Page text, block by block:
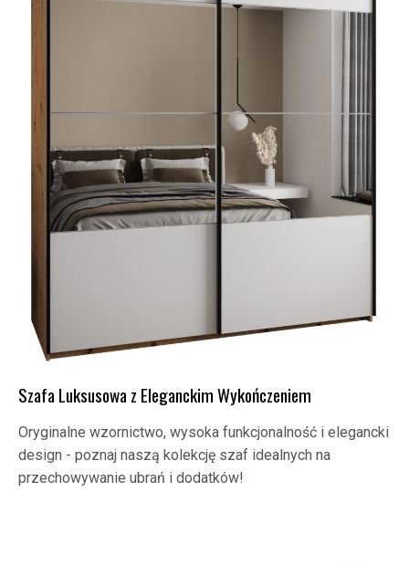
Szafa Luksusowa z Eleganckim Wykończeniem
Oryginalne wzornictwo, wysoka funkcjonalność i elegancki
design - poznaj naszą kolekcję szaf idealnych na
przechowywanie ubrań i dodatków!